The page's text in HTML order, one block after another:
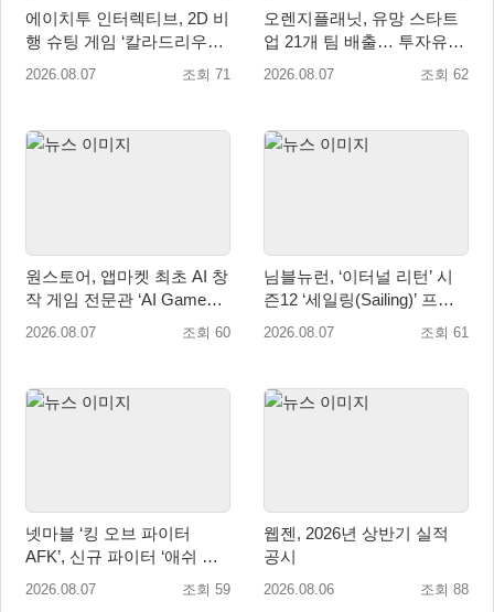
에이치투 인터렉티브, 2D 비
행 슈팅 게임 ‘칼라드리우스
2/다크 엘레멘트’ 올 겨울 전
2026.08.07 조회 71
오렌지플래닛, 유망 스타트
업 21개 팀 배출… 투자유치∙
매출성장 성과 눈길
2026.08.07 조회 62
원스토어, 앱마켓 최초 AI 창
작 게임 전문관 ‘AI Games’
오픈
2026.08.07 조회 60
님블뉴런, ‘이터널 리턴’ 시
즌12 ‘세일링(Sailing)’ 프리
시즌 시작
2026.08.07 조회 61
넷마블 ‘킹 오브 파이터
AFK’, 신규 파이터 ‘애쉬 크
림존’ 업데이트
2026.08.07 조회 59
웹젠, 2026년 상반기 실적
공시
2026.08.06 조회 88